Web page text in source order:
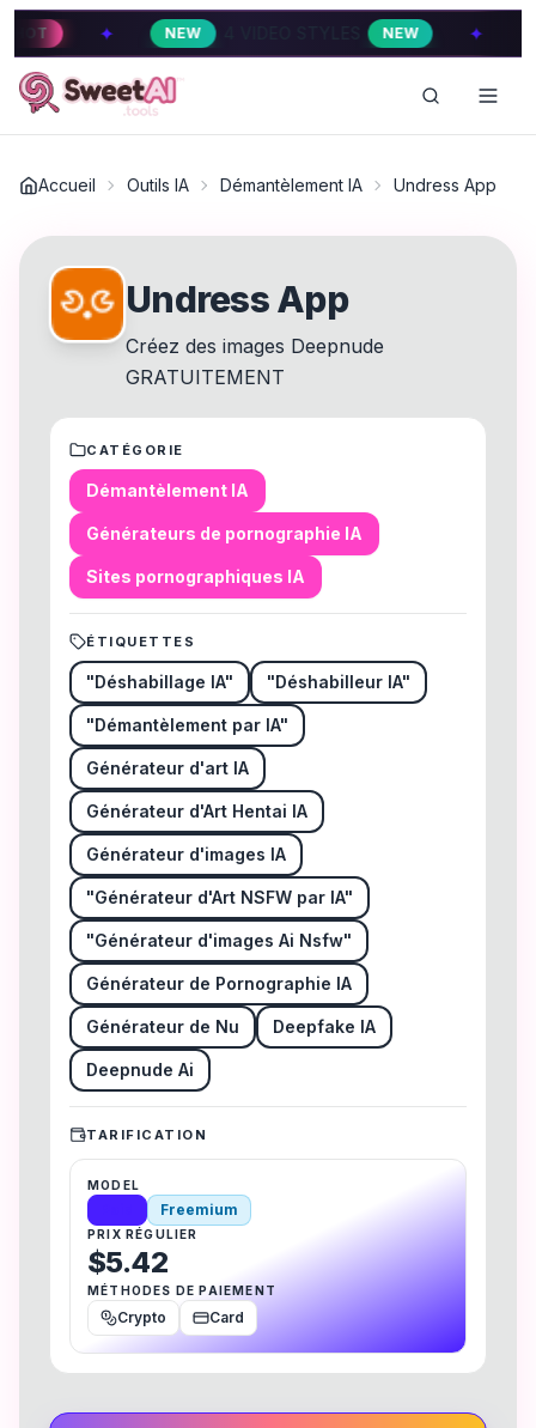
NEW 4 VIDEO STYLES HOT 4
Accueil Outils IA Démantèlement IA Undress App
Undress App
Créez des images Deepnude
GRATUITEMENT
CATÉGORIE
Démantèlement IA
Générateurs de pornographie IA
Sites pornographiques IA
ÉTIQUETTES
"Déshabillage IA" "Déshabilleur IA"
"Démantèlement par IA"
Générateur d'art IA
Générateur d'Art Hentai IA
Générateur d'images IA
"Générateur d'Art NSFW par IA"
"Générateur d'images Ai Nsfw"
Générateur de Pornographie IA
Générateur de Nu Deepfake IA
Deepnude Ai
TARIFICATION
MODEL
Freemium
PRIX RÉGULIER
$5.42
MÉTHODES DE PAIEMENT
Crypto Card